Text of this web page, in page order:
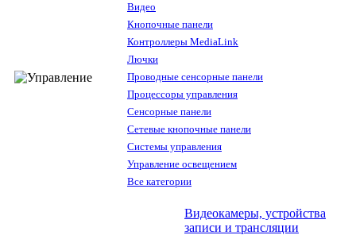
Видео
Кнопочные панели
Контроллеры MediaLink
Лючки
Проводные сенсорные панели
Процессоры управления
Сенсорные панели
Сетевые кнопочные панели
Системы управления
Управление освещением
Все категории
Видеокамеры, устройства
записи и трансляции